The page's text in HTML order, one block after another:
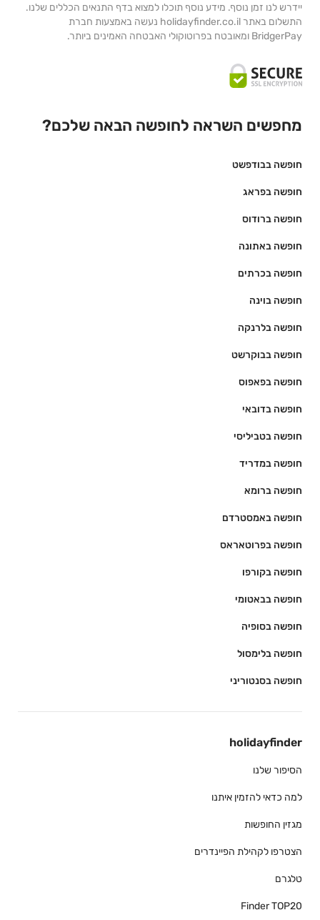
יידרש לנו זמן נוסף. מידע נוסף תוכלו למצוא בדף התנאים הכללים שלנו.
התשלום באתר holidayfinder.co.il נעשה באמצעות חברת
BridgerPay ומאובטח בפרוטוקולי האבטחה האמינים ביותר.
מחפשים השראה לחופשה הבאה שלכם?
חופשה בבודפשט
חופשה בפראג
חופשה ברודוס
חופשה באתונה
חופשה בכרתים
חופשה בוינה
חופשה בלרנקה
חופשה בבוקרשט
חופשה בפאפוס
חופשה בדובאי
חופשה בטביליסי
חופשה במדריד
חופשה ברומא
חופשה באמסטרדם
חופשה בפרוטאראס
חופשה בקורפו
חופשה בבאטומי
חופשה בסופיה
חופשה בלימסול
חופשה בסנטוריני
holidayfinder
הסיפור שלנו
למה כדאי להזמין איתנו
מגזין החופשות
הצטרפו לקהילת הפיינדרים
טלגרם
Finder TOP20